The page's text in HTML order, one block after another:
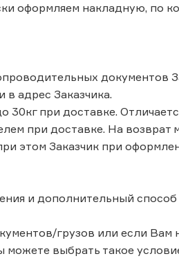
оформляем накладную, по
документов
адрес Заказчика.
30кг при доставке.
при доставке. На возврат
этом Заказчик при
и дополнительный
грузов или если Вам
можете выбрать такое